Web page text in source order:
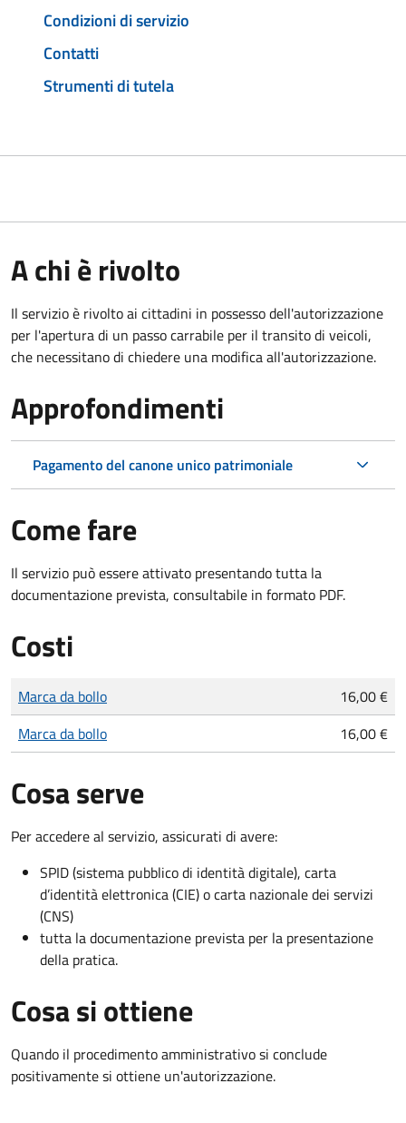
Condizioni di servizio
Contatti
Strumenti di tutela
A chi è rivolto
Il servizio è rivolto ai cittadini in possesso dell'autorizzazione
per l'apertura di un passo carrabile per il transito di veicoli,
che necessitano di chiedere una modifica all'autorizzazione.
Approfondimenti
Pagamento del canone unico patrimoniale
Come fare
Il servizio può essere attivato presentando tutta la
documentazione prevista, consultabile in formato PDF.
Costi
Tipo di pagamento
Importo
Marca da bollo
16,00 €
Marca da bollo
16,00 €
Cosa serve
Per accedere al servizio, assicurati di avere:
SPID (sistema pubblico di identità digitale), carta
d’identità elettronica (CIE) o carta nazionale dei servizi
(CNS)
tutta la documentazione prevista per la presentazione
della pratica.
Cosa si ottiene
Quando il procedimento amministrativo si conclude
positivamente si ottiene un'autorizzazione.